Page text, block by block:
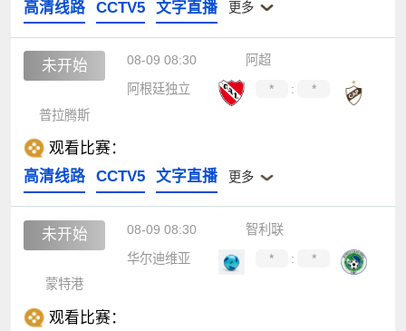
高清线路
CCTV5 文字直播 更多
未开始 08-09 08:30
阿超
阿根廷独立
* :
*
普拉腾斯
观看比赛：
高清线路
CCTV5 文字直播 更多
未开始 08-09 08:30
智利联
华尔迪维亚
* :
*
蒙特港
观看比赛：